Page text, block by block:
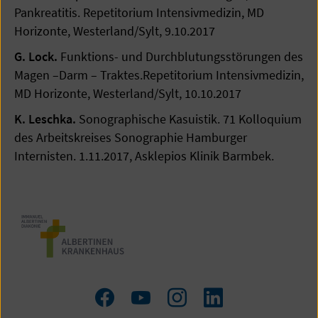
Pankreatitis. Repetitorium Intensivmedizin, MD
Horizonte, Westerland/Sylt, 9.10.2017
G. Lock. Funktions- und Durchblutungsstörungen des
Magen –Darm – Traktes.Repetitorium Intensivmedizin,
MD Horizonte, Westerland/Sylt, 10.10.2017
K. Leschka. Sonographische Kasuistik. 71 Kolloquium
des Arbeitskreises Sonographie Hamburger
Internisten. 1.11.2017, Asklepios Klinik Barmbek.
Zum Zum Zum
LinkedIn